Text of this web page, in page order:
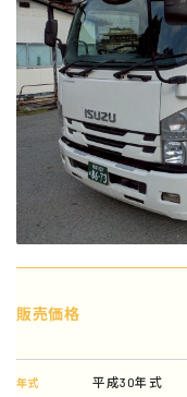
販売価格
年式 平成30年式